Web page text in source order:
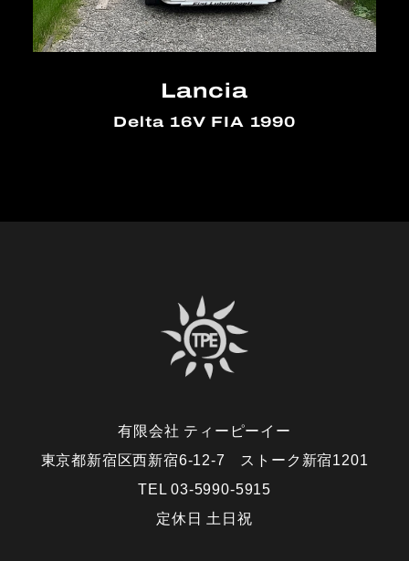
Lancia
Delta 16V FIA 1990
有限会社 ティーピーイー
東京都新宿区西新宿6-12-7 ストーク新宿1201
TEL 03-5990-5915
定休日 土日祝